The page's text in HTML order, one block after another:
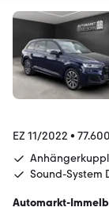
EZ 11/2022 •
Sound-System
Automarkt-